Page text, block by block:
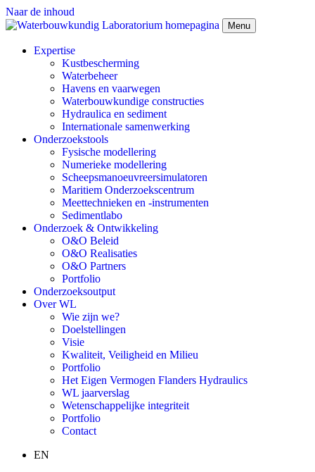
Naar de inhoud
Menu
Expertise
Kustbescherming
Waterbeheer
Havens en vaarwegen
Waterbouwkundige constructies
Hydraulica en sediment
Internationale samenwerking
Onderzoekstools
Fysische modellering
Numerieke modellering
Scheepsmanoeuvreersimulatoren
Maritiem Onderzoekscentrum
Meettechnieken en -instrumenten
Sedimentlabo
Onderzoek & Ontwikkeling
O&O Beleid
O&O Realisaties
O&O Partners
Portfolio
Onderzoeksoutput
Over WL
Wie zijn we?
Doelstellingen
Visie
Kwaliteit, Veiligheid en Milieu
Portfolio
Het Eigen Vermogen Flanders Hydraulics
WL jaarverslag
Wetenschappelijke integriteit
Portfolio
Contact
EN